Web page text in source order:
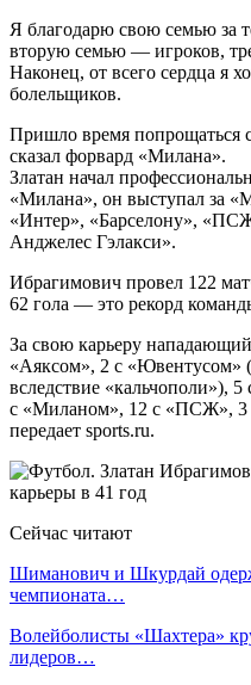
Я благодарю свою семью за
вторую семью — игроков,
Наконец, от всего сердца я
болельщиков.
Пришло время попрощаться
сказал форвард «Милана».
Златан начал
«Милана», он выступал за
«Интер», «Барселону»,
Анджелес Гэлакси».
Ибрагимович провел 122
62 гола — это рекорд
За свою карьеру
«Аяксом», 2 с «Ювентусом»
вследствие «кальчополи»),
с «Миланом», 12 с «ПСЖ»,
передает sports.ru.
Сейчас читают
Шиманович и Шкурдай
чемпионата…
Волейболисты «Шахтера»
лидеров…